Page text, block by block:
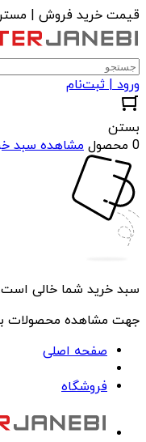
قیمت خرید فروش |
ورود | ثبت‌نام
بستن
0 محصول
مشاهده سبد
سبد خرید شما خالی
جهت مشاهده محصولات
صفحه اصلی
فروشگاه